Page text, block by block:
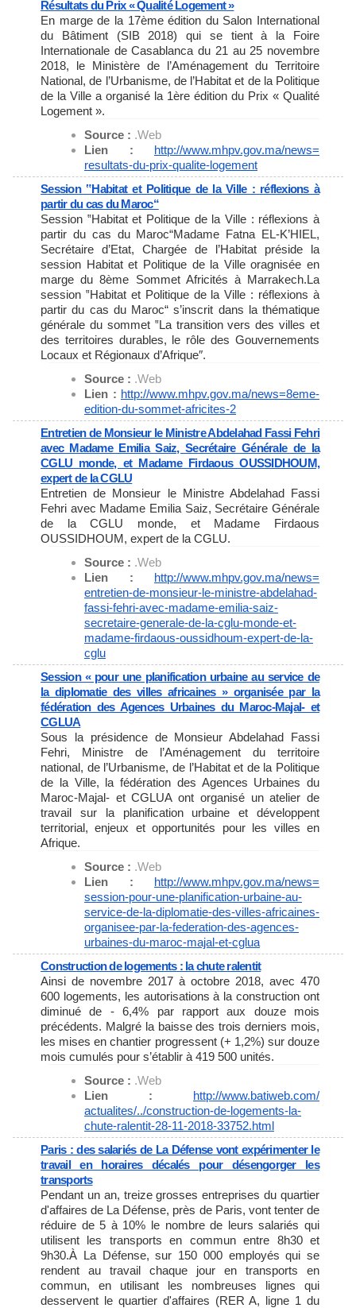
Résultats du Prix « Qualité Logement »
En marge de la 17ème édition du Salon International
du Bâtiment (SIB 2018) qui se tient à la Foire
Internationale de Casablanca du 21 au 25 novembre
2018, le Ministère de l’Aménagement du Territoire
National, de l’Urbanisme, de l’Habitat et de la Politique
de la Ville a organisé la 1ère édition du Prix « Qualité
Logement ».
Source : .Web
Lien : http://www.mhpv.gov.ma/news=
resultats-du-prix-qualite-logement
Session ‟Habitat et Politique de la Ville : réflexions à
partir du cas du Maroc“
Session ‟Habitat et Politique de la Ville : réflexions à
partir du cas du Maroc“Madame Fatna EL-K’HIEL,
Secrétaire d’Etat, Chargée de l’Habitat préside la
session Habitat et Politique de la Ville oragnisée en
marge du 8ème Sommet Africités à Marrakech.La
session ‟Habitat et Politique de la Ville : réflexions à
partir du cas du Maroc“ s’inscrit dans la thématique
générale du sommet ‟La transition vers des villes et
des territoires durables, le rôle des Gouvernements
Locaux et Régionaux d’Afrique″.
Source : .Web
Lien : http://www.mhpv.gov.ma/news=8eme-
edition-du-sommet-africites-2
Entretien de Monsieur le Ministre Abdelahad Fassi Fehri
avec Madame Emilia Saiz, Secrétaire Générale de la
CGLU monde, et Madame Firdaous OUSSIDHOUM,
expert de la CGLU
Entretien de Monsieur le Ministre Abdelahad Fassi
Fehri avec Madame Emilia Saiz, Secrétaire Générale
de la CGLU monde, et Madame Firdaous
OUSSIDHOUM, expert de la CGLU.
Source : .Web
Lien : http://www.mhpv.gov.ma/news=
entretien-de-monsieur-le-ministre-abdelahad-
fassi-fehri-avec-madame-emilia-saiz-
secretaire-generale-de-la-cglu-monde-et-
madame-firdaous-oussidhoum-expert-de-la-
cglu
Session « pour une planification urbaine au service de
la diplomatie des villes africaines » organisée par la
fédération des Agences Urbaines du Maroc-Majal- et
CGLUA
Sous la présidence de Monsieur Abdelahad Fassi
Fehri, Ministre de l’Aménagement du territoire
national, de l’Urbanisme, de l’Habitat et de la Politique
de la Ville, la fédération des Agences Urbaines du
Maroc-Majal- et CGLUA ont organisé un atelier de
travail sur la planification urbaine et développent
territorial, enjeux et opportunités pour les villes en
Afrique.
Source : .Web
Lien : http://www.mhpv.gov.ma/news=
session-pour-une-planification-urbaine-au-
service-de-la-diplomatie-des-villes-africaines-
organisee-par-la-federation-des-agences-
urbaines-du-maroc-majal-et-cglua
Construction de logements : la chute ralentit
Ainsi de novembre 2017 à octobre 2018, avec 470
600 logements, les autorisations à la construction ont
diminué de - 6,4% par rapport aux douze mois
précédents. Malgré la baisse des trois derniers mois,
les mises en chantier progressent (+ 1,2%) sur douze
mois cumulés pour s’établir à 419 500 unités.
Source : .Web
Lien : http://www.batiweb.com/
actualites/../construction-de-logements-la-
chute-ralentit-28-11-2018-33752.html
Paris : des salariés de La Défense vont expérimenter le
travail en horaires décalés pour désengorger les
transports
Pendant un an, treize grosses entreprises du quartier
d'affaires de La Défense, près de Paris, vont tenter de
réduire de 5 à 10% le nombre de leurs salariés qui
utilisent les transports en commun entre 8h30 et
9h30.À La Défense, sur 150 000 employés qui se
rendent au travail chaque jour en transports en
commun, en utilisant les nombreuses lignes qui
desservent le quartier d'affaires (RER A, ligne 1 du